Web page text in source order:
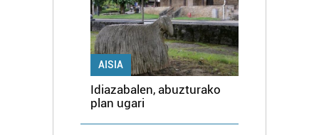
AISIA
Idiazabalen, abuzturako
plan ugari